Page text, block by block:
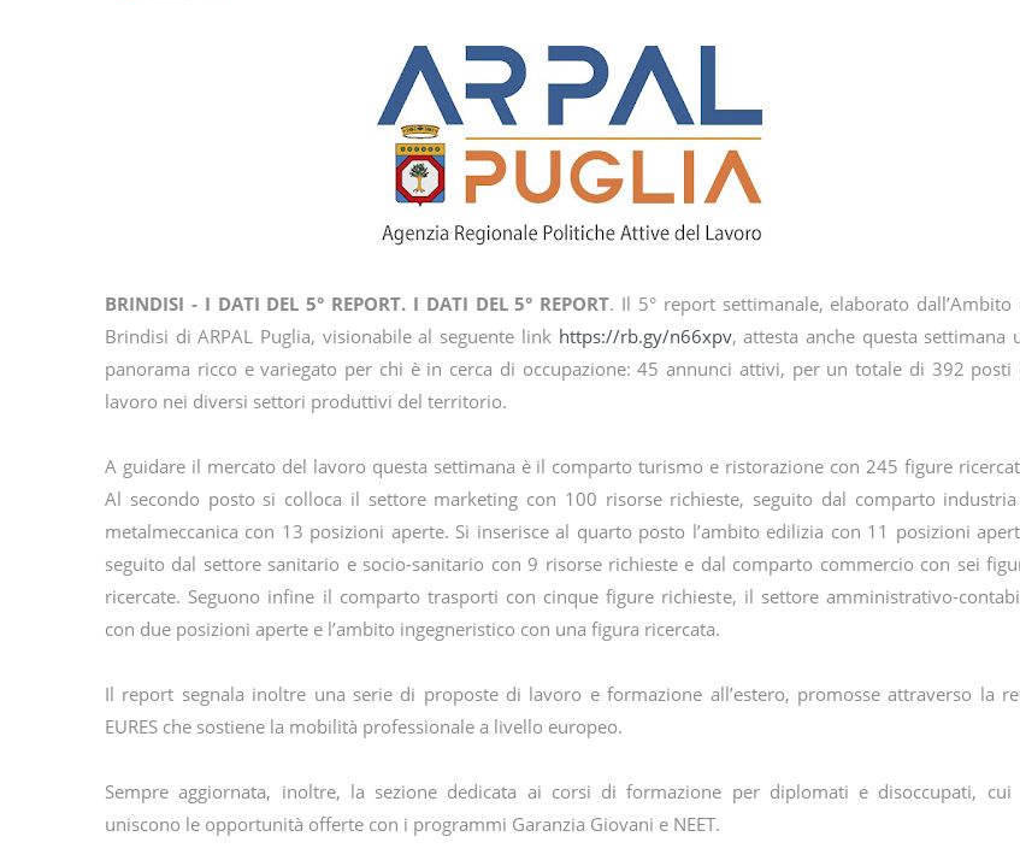
BRINDISI - I DATI DEL 5° REPORT. I DATI DEL 5° REPORT. Il 5° report settimanale, elaborato dall’Ambito
Brindisi di ARPAL Puglia, visionabile al seguente link https://rb.gy/n66xpv, attesta anche questa settimana
panorama ricco e variegato per chi è in cerca di occupazione: 45 annunci attivi, per un totale di 392 posti
lavoro nei diversi settori produttivi del territorio.
A guidare il mercato del lavoro questa settimana è il comparto turismo e ristorazione con 245 figure
Al secondo posto si colloca il settore marketing con 100 risorse richieste, seguito dal comparto
metalmeccanica con 13 posizioni aperte. Si inserisce al quarto posto l’ambito edilizia con 11 posizioni
seguito dal settore sanitario e socio-sanitario con 9 risorse richieste e dal comparto commercio con sei
ricercate. Seguono infine il comparto trasporti con cinque figure richieste, il settore amministrativo-
con due posizioni aperte e l’ambito ingegneristico con una figura ricercata.
Il report segnala inoltre una serie di proposte di lavoro e formazione all’estero, promosse attraverso la
EURES che sostiene la mobilità professionale a livello europeo.
Sempre aggiornata, inoltre, la sezione dedicata ai corsi di formazione per diplomati e disoccupati, cui
uniscono le opportunità offerte con i programmi Garanzia Giovani e NEET.